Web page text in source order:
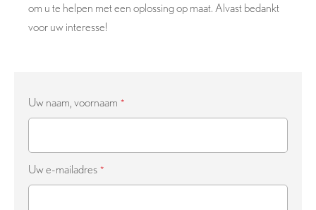
om u te helpen met een oplossing op maat. Alvast bedankt
voor uw interesse!
Uw naam, voornaam
Uw e-mailadres